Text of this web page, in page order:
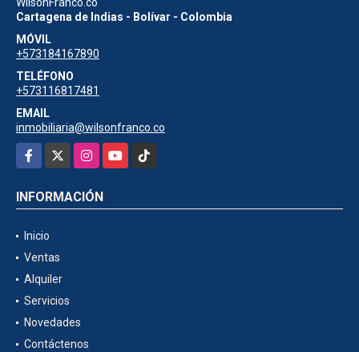
Cartagena de Indias - Bolívar - Colombia
MÓVIL
+573184167890
TELÉFONO
+573116817481
EMAIL
inmobiliaria@wilsonfranco.co
Facebook
InstagramYouTubeTikTok
INFORMACIÓN
Inicio
Ventas
Alquiler
Servicios
Novedades
Contáctenos